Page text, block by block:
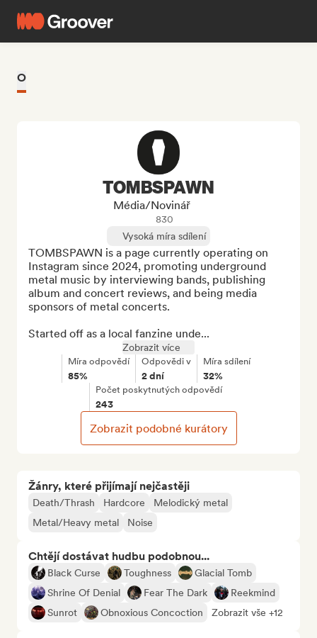
O
Žánry, které přijímají nejčastěji
Death/Thrash Hardcore
Melodický metal
Metal/Heavy metal
Noise
Chtějí dostávat hudbu podobnou...
Black Curse Toughness
Glacial Tomb
Shrine Of Denial
Fear The Dark
Reekmind
Sunrot
Obnoxious Concoction Zobrazit vše +12
TOMBSPAWN
Média/novinář
830
Vysoká míra sdílení
TOMBSPAWN is a page currently operating on
Instagram since 2024, promoting underground
metal music by interviewing bands, publishing
album and concert reviews, and being media
sponsors of metal concerts.
Started off as a local fanzine unde...
Zobrazit více
Míra odpovědí
85%
Odpovědi v
2 dní
Míra sdílení
32%
Počet poskytnutých odpovědí
243
Zobrazit podobné kurátory